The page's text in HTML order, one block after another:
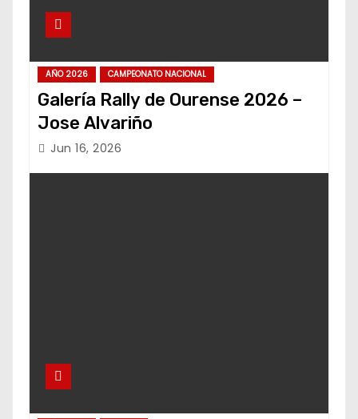
AÑO 2026 CAMPEONATO NACIONAL
Galería Rally de Ourense 2026 –
Jose Alvariño
Jun 16, 2026